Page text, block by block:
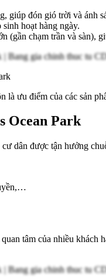
giúp đón gió trời và ánh
hoạt hàng ngày.
(gần chạm trần và sàn),
là ưu điểm của các sản
Ocean Park
dân được tận hưởng
tâm của nhiều khách